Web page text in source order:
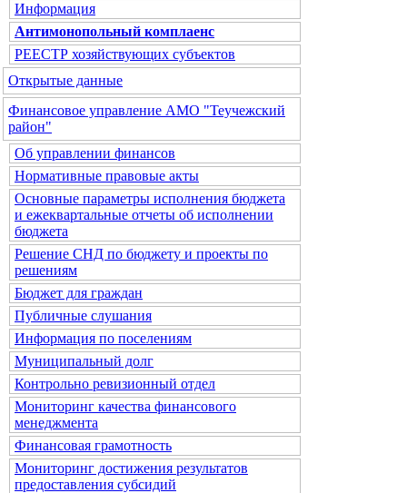
Информация
Антимонопольный комплаенс
РЕЕСТР хозяйствующих субъектов
Открытые данные
Финансовое управление АМО "Теучежский
район"
Об управлении финансов
Нормативные правовые акты
Основные параметры исполнения бюджета
и ежеквартальные отчеты об исполнении
бюджета
Решение СНД по бюджету и проекты по
решениям
Бюджет для граждан
Публичные слушания
Информация по поселениям
Муниципальный долг
Контрольно ревизионный отдел
Мониторинг качества финансового
менеджмента
Финансовая грамотность
Мониторинг достижения результатов
предоставления субсидий